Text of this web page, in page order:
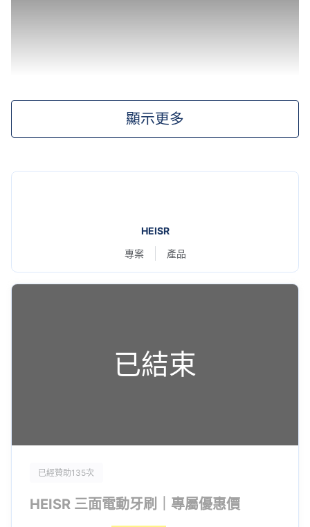
每天都有刷牙，還是擔心沒刷乾淨...？
顯示更多
HEISR
專案
產品
已結束
已經贊助135次
HEISR 三面電動牙刷｜專屬優惠價